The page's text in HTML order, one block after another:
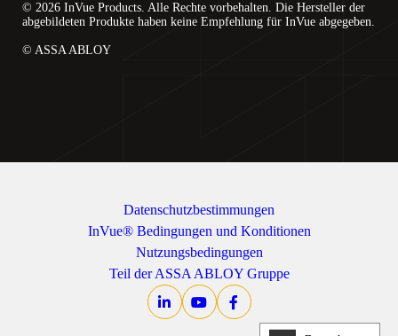
© 2026 InVue Products. Alle Rechte vorbehalten. Die Hersteller der
abgebildeten Produkte haben keine Empfehlung für InVue abgegeben.
© ASSA ABLOY
Datenschutzbestimmungen
InVue® Bedingungen und Konditionen
Nutzungsbedingungen
Teil der ASSA ABLOY Gruppe